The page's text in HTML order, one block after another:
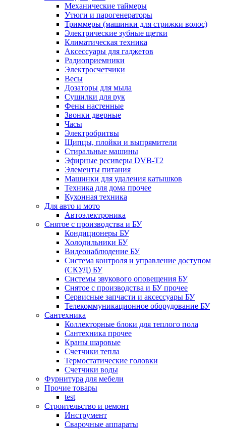
Механические таймеры
Утюги и парогенераторы
Триммеры (машинки для стрижки волос)
Электрические зубные щетки
Климатическая техника
Аксессуары для гаджетов
Радиоприемники
Электросчетчики
Весы
Дозаторы для мыла
Сушилки для рук
Фены настенные
Звонки дверные
Часы
Электробритвы
Щипцы, плойки и выпрямители
Стиральные машины
Эфирные ресиверы DVB-T2
Элементы питания
Машинки для удаления катышков
Техника для дома прочее
Кухонная техника
Для авто и мото
Автоэлектроника
Снятое с производства и БУ
Кондиционеры БУ
Холодильники БУ
Видеонаблюдение БУ
Система контроля и управление доступом
(СКУД) БУ
Системы звукового оповещения БУ
Снятое с производства и БУ прочее
Сервисные запчасти и аксессуары БУ
Телекоммуникационное оборудование БУ
Сантехника
Коллекторные блоки для теплого пола
Сантехника прочее
Краны шаровые
Счетчики тепла
Термоcтатические головки
Счетчики воды
Фурнитура для мебели
Прочие товары
test
Строительство и ремонт
Инструмент
Сварочные аппараты